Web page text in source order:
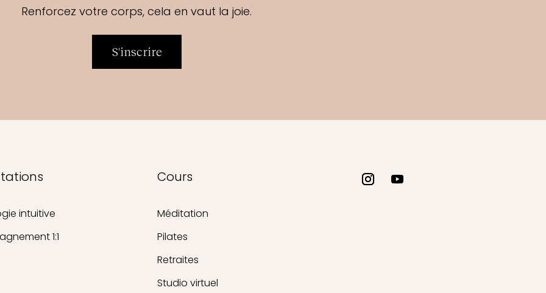
Renforcez votre corps, cela en vaut la joie.
S'inscrire
intuitive
1:1
Cours
Méditation
Pilates
Retraites
Studio virtuel